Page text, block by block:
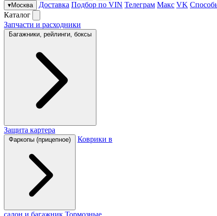
▾Москва Доставка Подбор по VIN Телеграм Макс VK
Каталог
Запчасти и расходники
Багажники, рейлинги, боксы
Защита картера
Фаркопы (прицепное) Коврики в
салон и багажник Тормозные